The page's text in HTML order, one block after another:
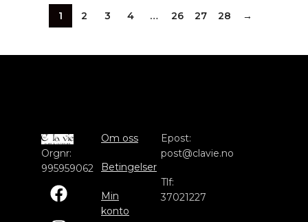
1 2 3 4 … 26 27 28 →
Orgnr:
995959062
Om oss
Betingelser
Min
konto
Epost:
post@clavie.no
Tlf:
37021227